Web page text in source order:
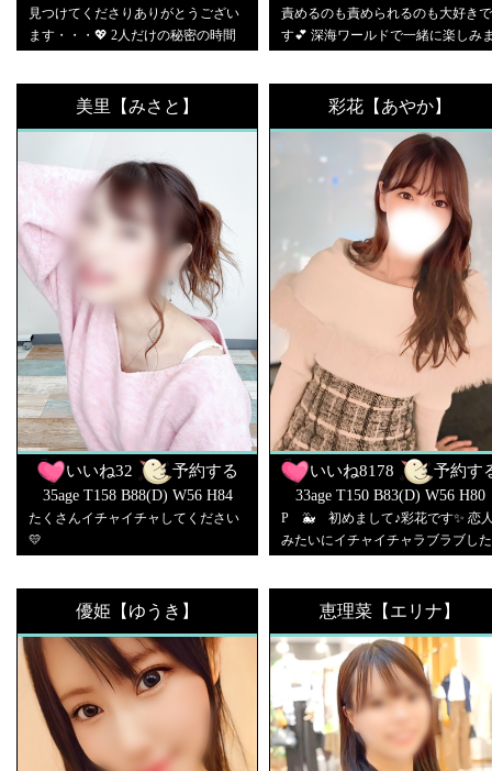
見つけてくださりありがとうござい
ます・・・💖 2人だけの秘密の時間
責めるのも責められるのも大好きで
す💕 深海ワールドで一緒に楽しみ
美里【みさと】
いいね32 予約する
35age T158 B88(D) W56 H84
たくさんイチャイチャしてください
💛
彩花【あやか】
いいね8178 予約す
33age T150 B83(D) W56 H80
P 🐳 初めまして♪彩花です✨ 恋
みたいにイチャイチャラブラブした
優姫【ゆうき】 恵理菜【エリナ】